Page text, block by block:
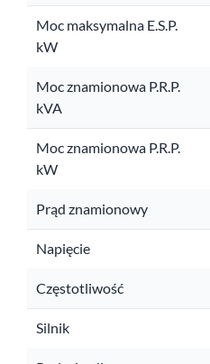
Moc maksymalna E.S.P.
kW
Moc znamionowa P.R.P.
kVA
Moc znamionowa P.R.P.
kW
Prąd znamionowy
Napięcie
Częstotliwość
Silnik